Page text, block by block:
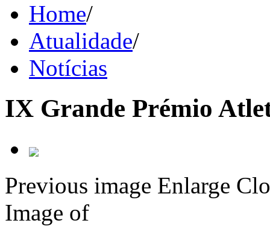
Home/
Atualidade/
Notícias
IX Grande Prémio
Previous image Enlarge
Image of